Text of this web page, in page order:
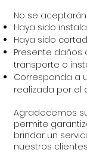
No se
Haya sido
Haya sido
Presente
transporte o
Corresponda a
realizada por el
Agradecemos
permite
brindar un
nuestros